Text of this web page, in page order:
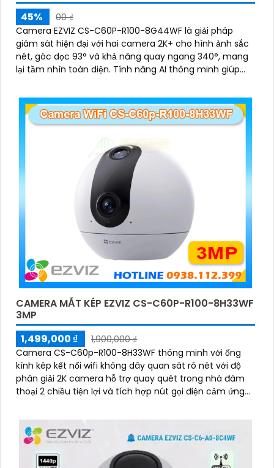
45%
00 ₫
Camera EZVIZ CS-C60P-R100-8G44WF là giải pháp
giám sát hiện đại với hai camera 2K+ cho hình ảnh sắc
nét, góc dọc 93° và khả năng quay ngang 340°, mang
lại tầm nhìn toàn diện. Tính năng AI thông minh giúp
bằng nút cảm ứng
CAMERA MẮT KÉP EZVIZ CS-C60P-R100-8H33WF
3MP
1,499,000 ₫
1,900,000 ₫
Camera CS-C60p-R100-8H33WF thông minh với ống
kính kép kết nối wifi không dây quan sát rõ nét với độ
phân giải 2K camera hỗ trợ quay quét trong nhà đàm
thoại 2 chiều tiện lợi và tích hợp nút gọi điện cảm ứng
kiệm băng thông và dung lượng lưu trữ hiệu quả